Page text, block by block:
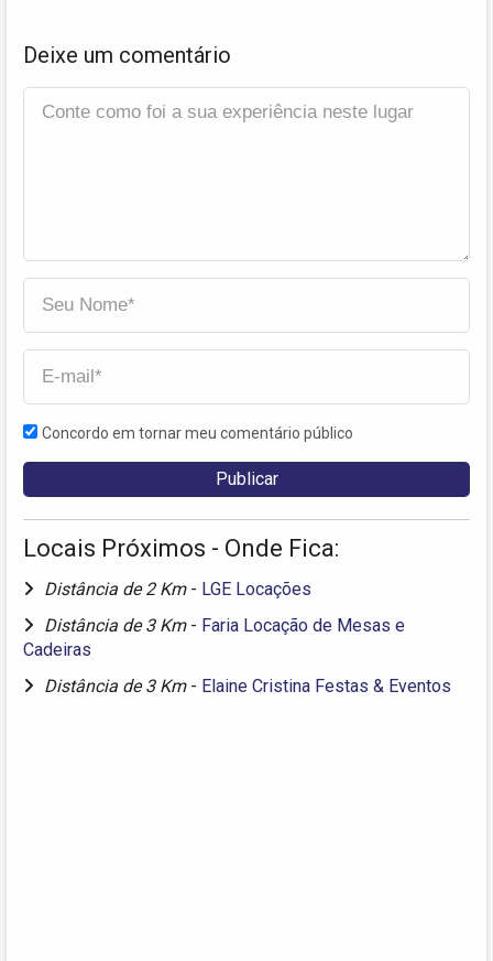
Deixe um comentário
Concordo em tornar meu comentário público
Locais Próximos - Onde Fica:
Distância de 2 Km - LGE Locações
Distância de 3 Km - Faria Locação de Mesas e
Cadeiras
Distância de 3 Km - Elaine Cristina Festas & Eventos